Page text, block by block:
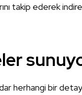
takip ederek
herhangi bir